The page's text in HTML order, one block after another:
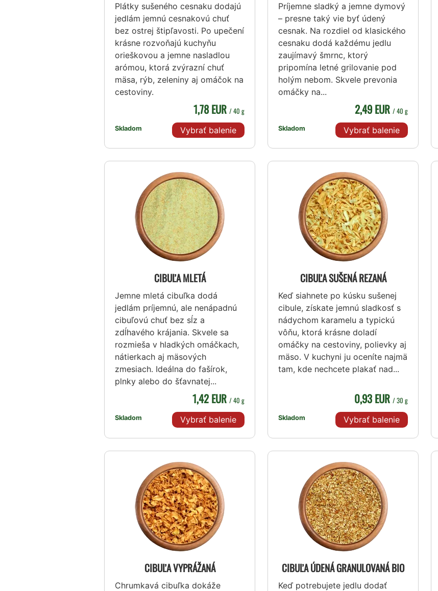
Plátky sušeného cesnaku dodajú
jedlám jemnú cesnakovú chuť
bez ostrej štipľavosti. Po upečení
krásne rozvoňajú kuchyňu
orieškovou a jemne nasladlou
arómou, ktorá zvýrazní chuť
mäsa, rýb, zeleniny aj omáčok na
cestoviny.
Skladom
1,78 EUR / 40 g
Vybrať balenie
Príjemne sladký a jemne dymový
– presne taký vie byť údený
cesnak. Na rozdiel od klasického
cesnaku dodá každému jedlu
zaujímavý šmrnc, ktorý
pripomína letné grilovanie pod
holým nebom. Skvele prevonia
omáčky na...
Skladom
2,49 EUR / 40 g
Vybrať balenie
CIBUĽA MLETÁ
Jemne mletá cibuľka dodá
jedlám príjemnú, ale nenápadnú
cibuľovú chuť bez sĺz a
zdĺhavého krájania. Skvele sa
rozmieša v hladkých omáčkach,
nátierkach aj mäsových
zmesiach. Ideálna do fašírok,
plnky alebo do šťavnatej...
Skladom
1,42 EUR / 40 g
Vybrať balenie
CIBUĽA SUŠENÁ REZANÁ
Keď siahnete po kúsku sušenej
cibule, získate jemnú sladkosť s
nádychom karamelu a typickú
vôňu, ktorá krásne doladí
omáčky na cestoviny, polievky aj
mäso. V kuchyni ju oceníte najmä
tam, kde nechcete plakať nad...
Skladom
0,93 EUR / 30 g
Vybrať balenie
CIBUĽA VYPRÁŽANÁ
Chrumkavá cibuľka dokáže
CIBUĽA ÚDENÁ GRANULOVANÁ BIO
Keď potrebujete jedlu dodať